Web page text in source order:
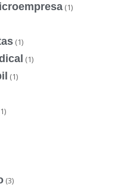
(1)
(1)
(1)
(1)
(3)